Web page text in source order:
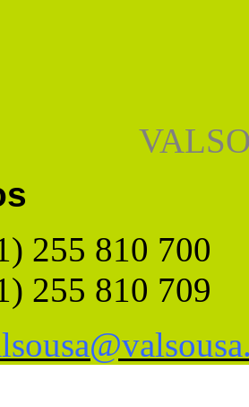
255 810 700
255 810 709